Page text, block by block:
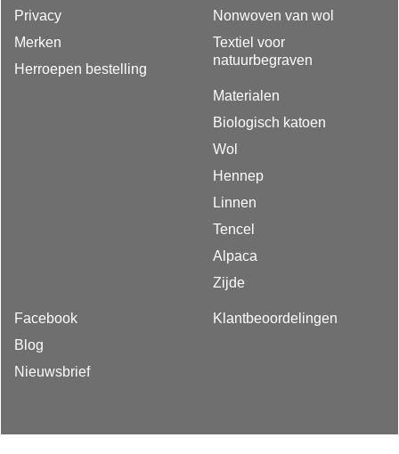
Privacy
Merken
Herroepen bestelling
Nonwoven van wol
Textiel voor
natuurbegraven
Materialen
Biologisch katoen
Wol
Hennep
Linnen
Tencel
Alpaca
Zijde
Facebook
Blog
Nieuwsbrief
Klantbeoordelingen